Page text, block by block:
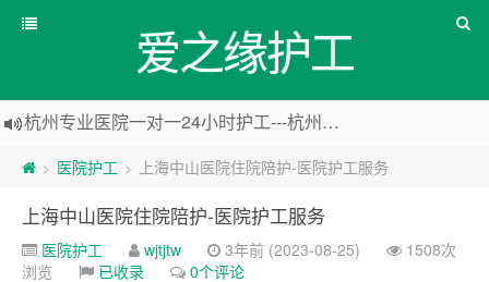
爱之缘护工
上海专业医院一对一24小时护工---爱之缘护工 18202153150
上海住家一对一护工---上海爱之缘护工 18202153150
> 医院护工 > 上海中山医院住院陪护-医院护工服务
上海中山医院住院陪护-医院护工服务
医院护工 wjtjtw 3年前 (2023-08-25)
1508次
浏览
已收录 0个评论